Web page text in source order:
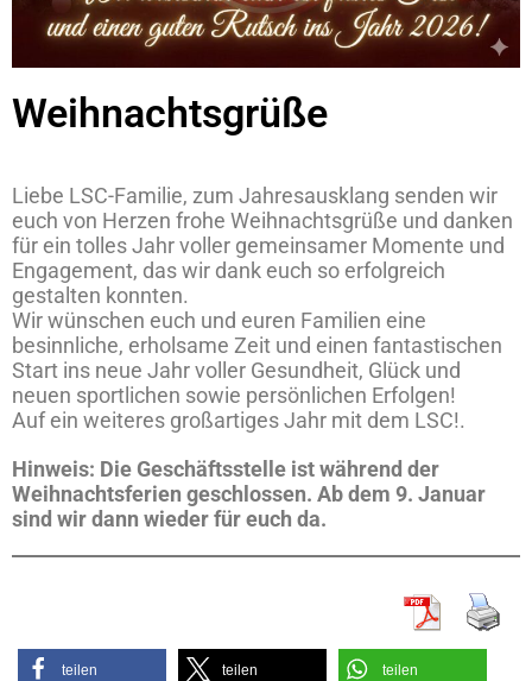
Weihnachtsgrüße
Liebe LSC-Familie, zum Jahresausklang senden wir
euch von Herzen frohe Weihnachtsgrüße und danken
für ein tolles Jahr voller gemeinsamer Momente und
Engagement, das wir dank euch so erfolgreich
gestalten konnten.
Wir wünschen euch und euren Familien eine
besinnliche, erholsame Zeit und einen fantastischen
Start ins neue Jahr voller Gesundheit, Glück und
neuen sportlichen sowie persönlichen Erfolgen!
Auf ein weiteres großartiges Jahr mit dem LSC!.
Hinweis: Die Geschäftsstelle ist während der
Weihnachtsferien geschlossen. Ab dem 9. Januar
sind wir dann wieder für euch da.
teilen teilen teilen